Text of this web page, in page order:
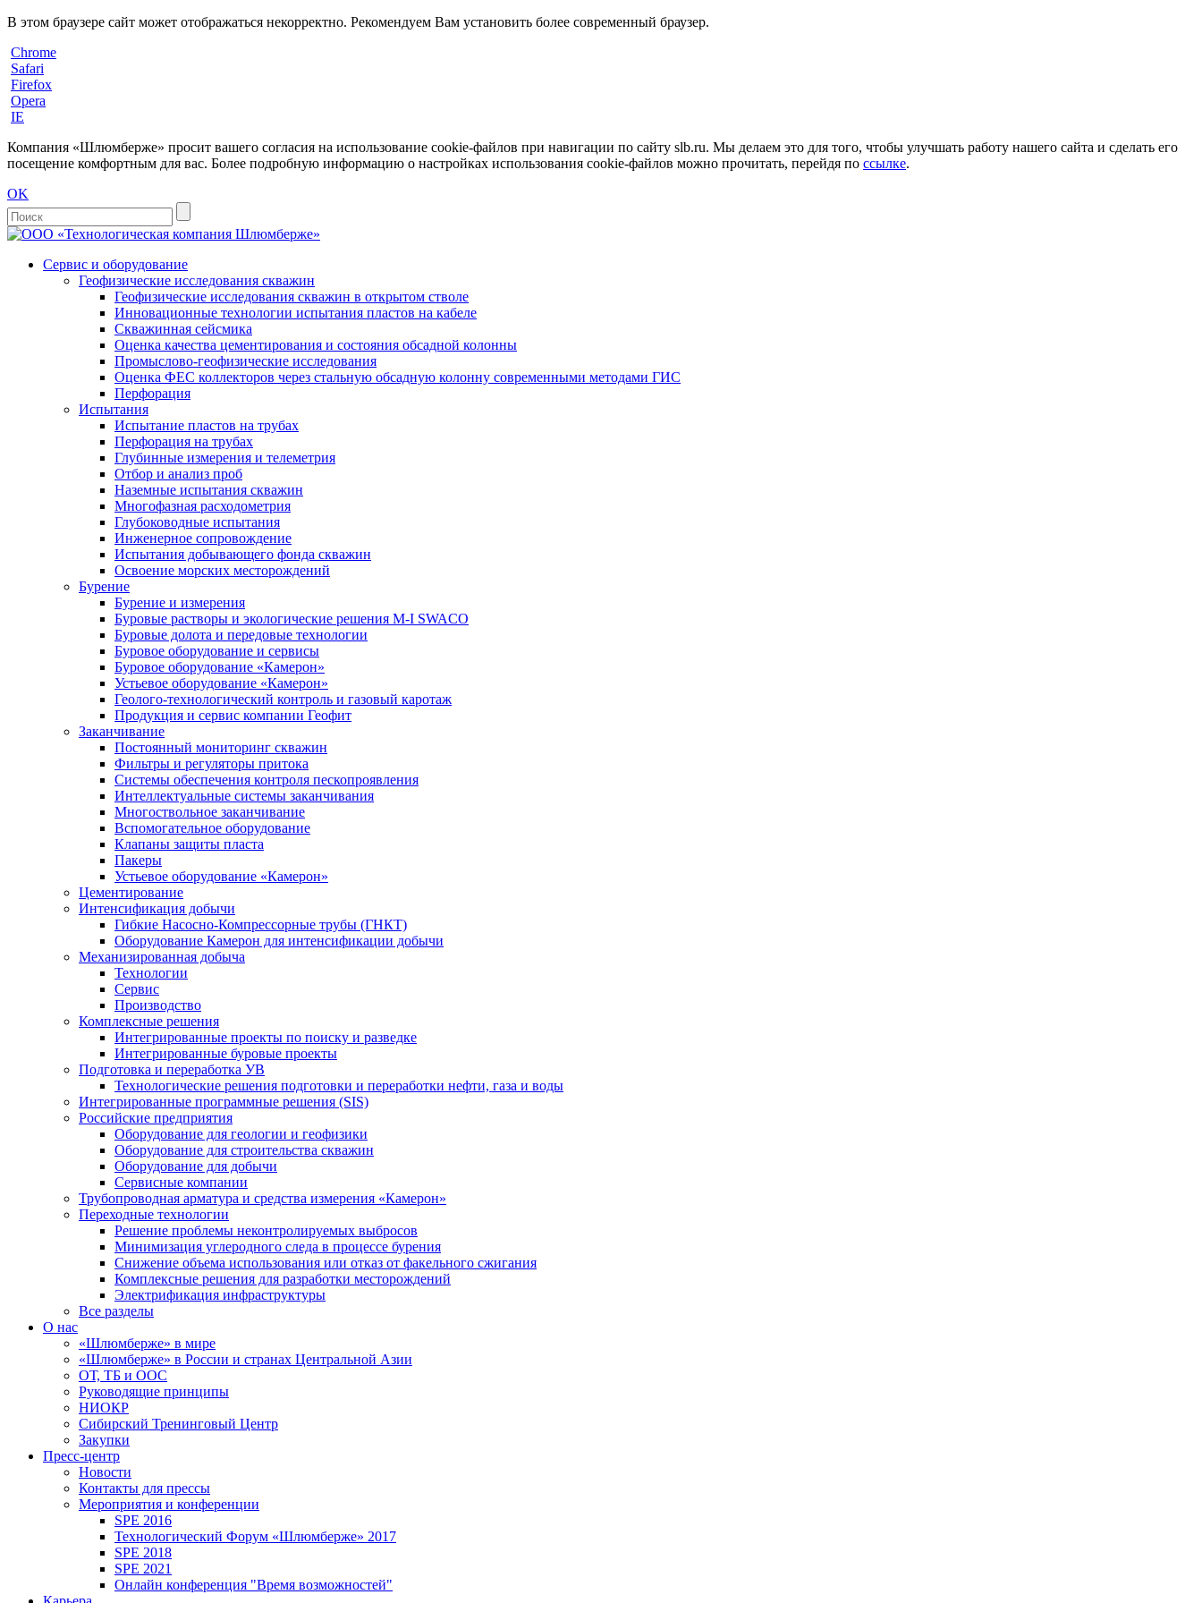
В этом браузере сайт может отображаться некорректно. Рекомендуем Вам установить более современный браузер.
Chrome
Safari
Firefox
Opera
IE
Компания «Шлюмберже» просит вашего согласия на использование cookie-файлов при навигации по сайту slb.ru. Мы делаем это для того, чтобы улучшать работу нашего сайта и сделать его
посещение комфортным для вас. Более подробную информацию о настройках использования cookie-файлов можно прочитать, перейдя по ссылке.
OK
Сервис и оборудование
Геофизические исследования скважин
Геофизические исследования скважин в открытом стволе
Инновационные технологии испытания пластов на кабеле
Скважинная сейсмика
Оценка качества цементирования и состояния обсадной колонны
Промыслово-геофизические исследования
Оценка ФЕС коллекторов через стальную обсадную колонну современными методами ГИС
Перфорация
Испытания
Испытание пластов на трубах
Перфорация на трубах
Глубинные измерения и телеметрия
Отбор и анализ проб
Наземные испытания скважин
Многофазная расходометрия
Глубоководные испытания
Инженерное сопровождение
Испытания добывающего фонда скважин
Освоение морских месторождений
Бурение
Бурение и измерения
Буровые растворы и экологические решения M-I SWACO
Буровые долота и передовые технологии
Буровое оборудование и сервисы
Буровое оборудование «Камерон»
Устьевое оборудование «Камерон»
Геолого-технологический контроль и газовый каротаж
Продукция и сервис компании Геофит
Заканчивание
Постоянный мониторинг скважин
Фильтры и регуляторы притока
Cистемы обеспечения контроля пескопроявления
Интеллектуальные системы заканчивания
Многоствольное заканчивание
Вспомогательное оборудование
Клапаны защиты пласта
Пакеры
Устьевое оборудование «Камерон»
Цементирование
Интенсификация добычи
Гибкие Насосно-Компрессорные трубы (ГНКТ)
Оборудование Камерон для интенсификации добычи
Механизированная добыча
Технологии
Сервис
Производство
Комплексные решения
Интегрированные проекты по поиску и разведке
Интегрированные буровые проекты
Подготовка и переработка УВ
Технологические решения подготовки и переработки нефти, газа и воды
Интегрированные программные решения (SIS)
Российские предприятия
Оборудование для геологии и геофизики
Оборудование для строительства скважин
Оборудование для добычи
Сервисные компании
Трубопроводная арматура и средства измерения «Камерон»
Переходные технологии
Решение проблемы неконтролируемых выбросов
Минимизация углеродного следа в процессе бурения
Снижение объема использования или отказ от факельного сжигания
Комплексные решения для разработки месторождений
Электрификация инфраструктуры
Все разделы
О нас
«Шлюмберже» в мире
«Шлюмберже» в России и странах Центральной Азии
ОТ, ТБ и ООС
Руководящие принципы
НИОКР
Сибирский Тренинговый Центр
Закупки
Пресс-центр
Новости
Контакты для прессы
Мероприятия и конференции
SPE 2016
Технологический Форум «Шлюмберже» 2017
SPE 2018
SPE 2021
Онлайн конференция "Время возможностей"